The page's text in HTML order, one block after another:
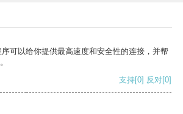
可以给你提供最高速度和安全性的连接，并帮
支持[0] 反对[0]